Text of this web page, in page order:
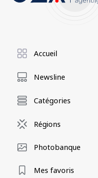
Accueil
Newsline
Catégories
Régions
Photobanque
Mes favoris